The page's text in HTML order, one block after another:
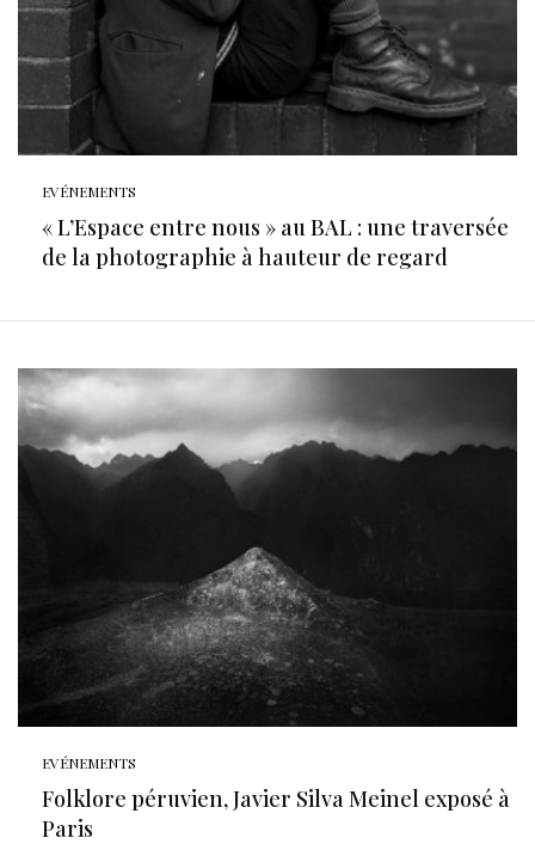
EVÉNEMENTS
« L’Espace entre nous » au BAL : une traversée
de la photographie à hauteur de regard
EVÉNEMENTS
Folklore péruvien, Javier Silva Meinel exposé à
Paris